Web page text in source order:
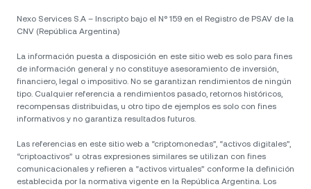
Nexo Services S.A – Inscripto bajo el N° 159 en el Registro de PSAV de la
CNV (República Argentina)
La información puesta a disposición en este sitio web es solo para fines
de información general y no constituye asesoramiento de inversión,
financiero, legal o impositivo. No se garantizan rendimientos de ningún
tipo. Cualquier referencia a rendimientos pasado, retornos históricos,
recompensas distribuidas, u otro tipo de ejemplos es solo con fines
informativos y no garantiza resultados futuros.
Las referencias en este sitio web a “criptomonedas”, “activos digitales”,
“criptoactivos” u otras expresiones similares se utilizan con fines
comunicacionales y refieren a “activos virtuales” conforme la definición
establecida por la normativa vigente en la República Argentina. Los